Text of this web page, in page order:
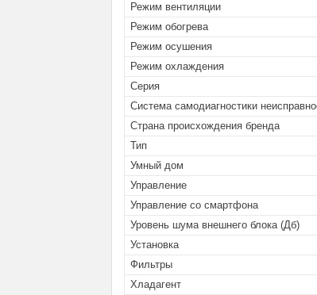
Режим вентиляции
Режим обогрева
Режим осушения
Режим охлаждения
Серия
Система самодиагностики
Страна происхождения бренда
Тип
Умный дом
Управление
Управление со смартфона
Уровень шума внешнего блока (Дб)
Установка
Фильтры
Хладагент